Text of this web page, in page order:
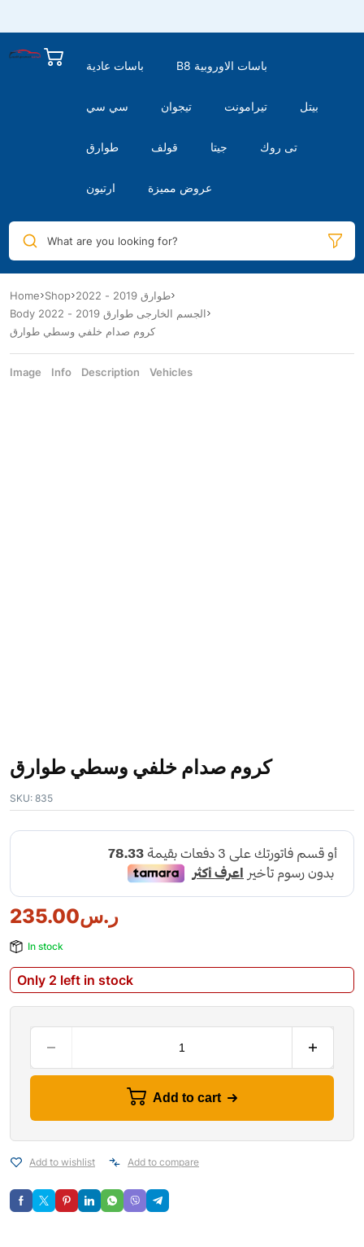
باسات عادية B8 باسات الاوروبية
سي سي تيجوان تيرامونت بيتل
طوارق قولف جيتا تى روك
ارتيون عروض مميزة
What are you looking for?
Home Shop
طوارق 2019 - 2022
Body الجسم الخارجى طوارق 2019 - 2022
كروم صدام خلفي وسطي طوارق
Image Info Description Vehicles
كروم صدام خلفي وسطي طوارق
SKU: 835
ر.س235.00
In stock
Only 2 left in stock
Add to cart
Add to wishlist Add to compare